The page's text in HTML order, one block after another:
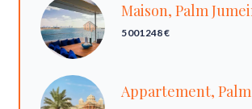
Maison, Palm
5 001 248 €
Appartement,